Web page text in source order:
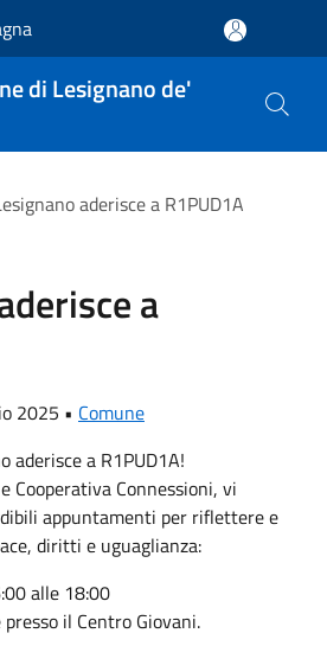
di Lesignano de'
aderisce a R1PUD1A
a
2025 • Comune
aderisce a R1PUD1A!
Cooperativa Connessioni, vi
appuntamenti per riflettere e
diritti e uguaglianza:
alle 18:00
il Centro Giovani.